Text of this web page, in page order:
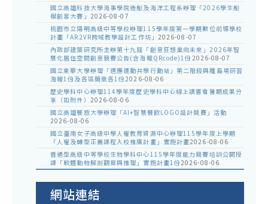
國立高雄科技大學海事學院造船及海洋工程系辦理「2026學生船
模創客大賽」 2026-08-07
桃園市立陽明高級中等學校辦理115學年度第一學期數位前導學校
計畫「AR2VR跨域教學設計工作坊」 2026-08-07
內政部建築研究所主辦第十九屆「創意狂想巢向未來」2026年智
慧化居住空間創意競賽公告(含海報QRcode)1份2026-08-07
國立東華大學辦理「適應運動共學行動站」第二階段與離島場研習
海報1份及各區簡章各1份2026-08-06
歷史學科中心辦理114學年度歷史學科中心線上讀書會暑期成果分
享（如附件） 2026-08-06
國立高雄餐旅大學辦理「AI+智慧餐飲LOGO設計競賽」活動
2026-08-06
國立臺南女子高級中學人權教育資源中心辦理115學年度上學期
「人權及轉型正義課程入校推廣計畫」實施計畫2026-08-06
普通型高級中等學校生物學科中心115學年度能力競賽培訓公開授
課「軟體動物解剖觀察與推理」實施計畫1份2026-08-06
網站連結